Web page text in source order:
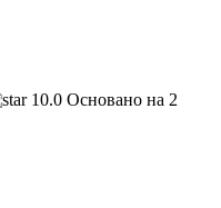
10.0 Основано на 2